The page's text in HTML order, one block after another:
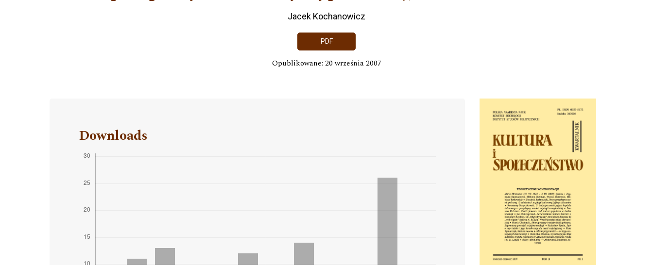
Jacek Kochanowicz
PDF
Opublikowane: 20 września 2007
Downloads
Cover image